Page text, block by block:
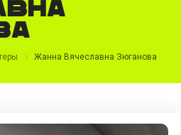
Жанна Вячеславна Зюганова